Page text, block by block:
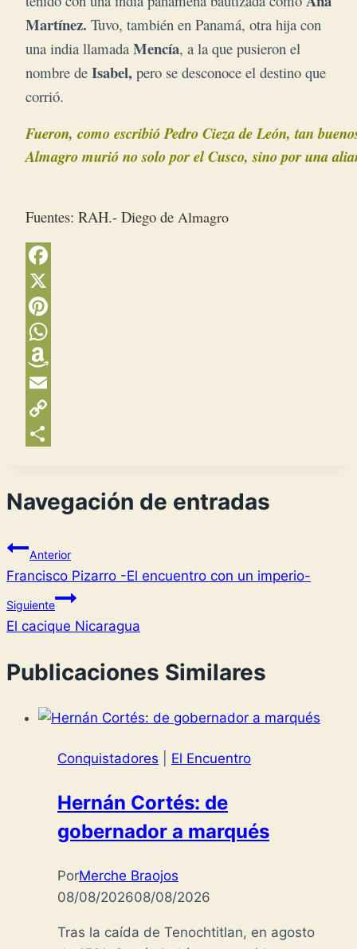
Martínez. Tuvo, también en Panamá, otra hija con
una india llamada Mencía, a la que pusieron el
nombre de Isabel, pero se desconoce el destino que
corrió.
Fueron, como escribió Pedro Cieza de León, tan
Almagro murió no solo por el Cusco, sino por una
Fuentes: RAH.- Diego de Almagro
Facebook
X
Pinterest
WhatsApp
Amazon
Wish
List
Email
Copy
Navegación de entradas
Anterior
Francisco Pizarro -El encuentro con un imperio-
Siguiente
El cacique Nicaragua
Publicaciones Similares
Conquistadores El Encuentro
Hernán Cortés: de
gobernador a marqués
PorMerche Braojos
08/08/202608/08/2026
Tras la caída de Tenochtitlan, en agosto